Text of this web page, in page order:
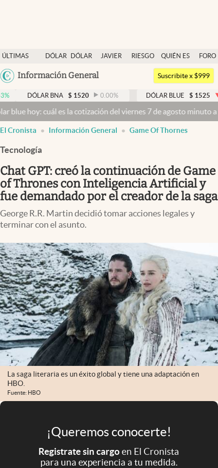
ÚLTIMAS
NOTICIAS
DÓLAR
DÓLAR
JAVIER
RIESGO
QUIÉN ES
QUIÉN
FORO
Argentina
México
Colombia
Información General
Dólar
Members
Economía y Política
Finanzas y Mercados
Mercados Online
Negocios
Columnistas
Otras secciones
Infotechnology
Clase
Clima
Mundial 2026
Eventos Corporativos
El Cronista Studio
Mediakit
abre en nueva pestaña
Argentina
Suscribite x $999
DÓLAR BNA $ 1520 0.00 % DÓLAR BLUE $ 1525 -0.33
cuál es la cotización del viernes 7 de agosto minuto a minuto
El Cronista Información General Game Of Thornes
Tecnología
Chat GPT: creó la continuación de Game
of Thrones con Inteligencia Artificial y
fue demandado por el creador de la saga
George R.R. Martin decidió tomar acciones legales y
terminar con el asunto.
La saga literaria es un éxito global y tiene una adaptación en
HBO.
Fuente: HBO
¡Queremos conocerte!
Registrate sin cargoen El Cronista
para una experiencia a tu medida.